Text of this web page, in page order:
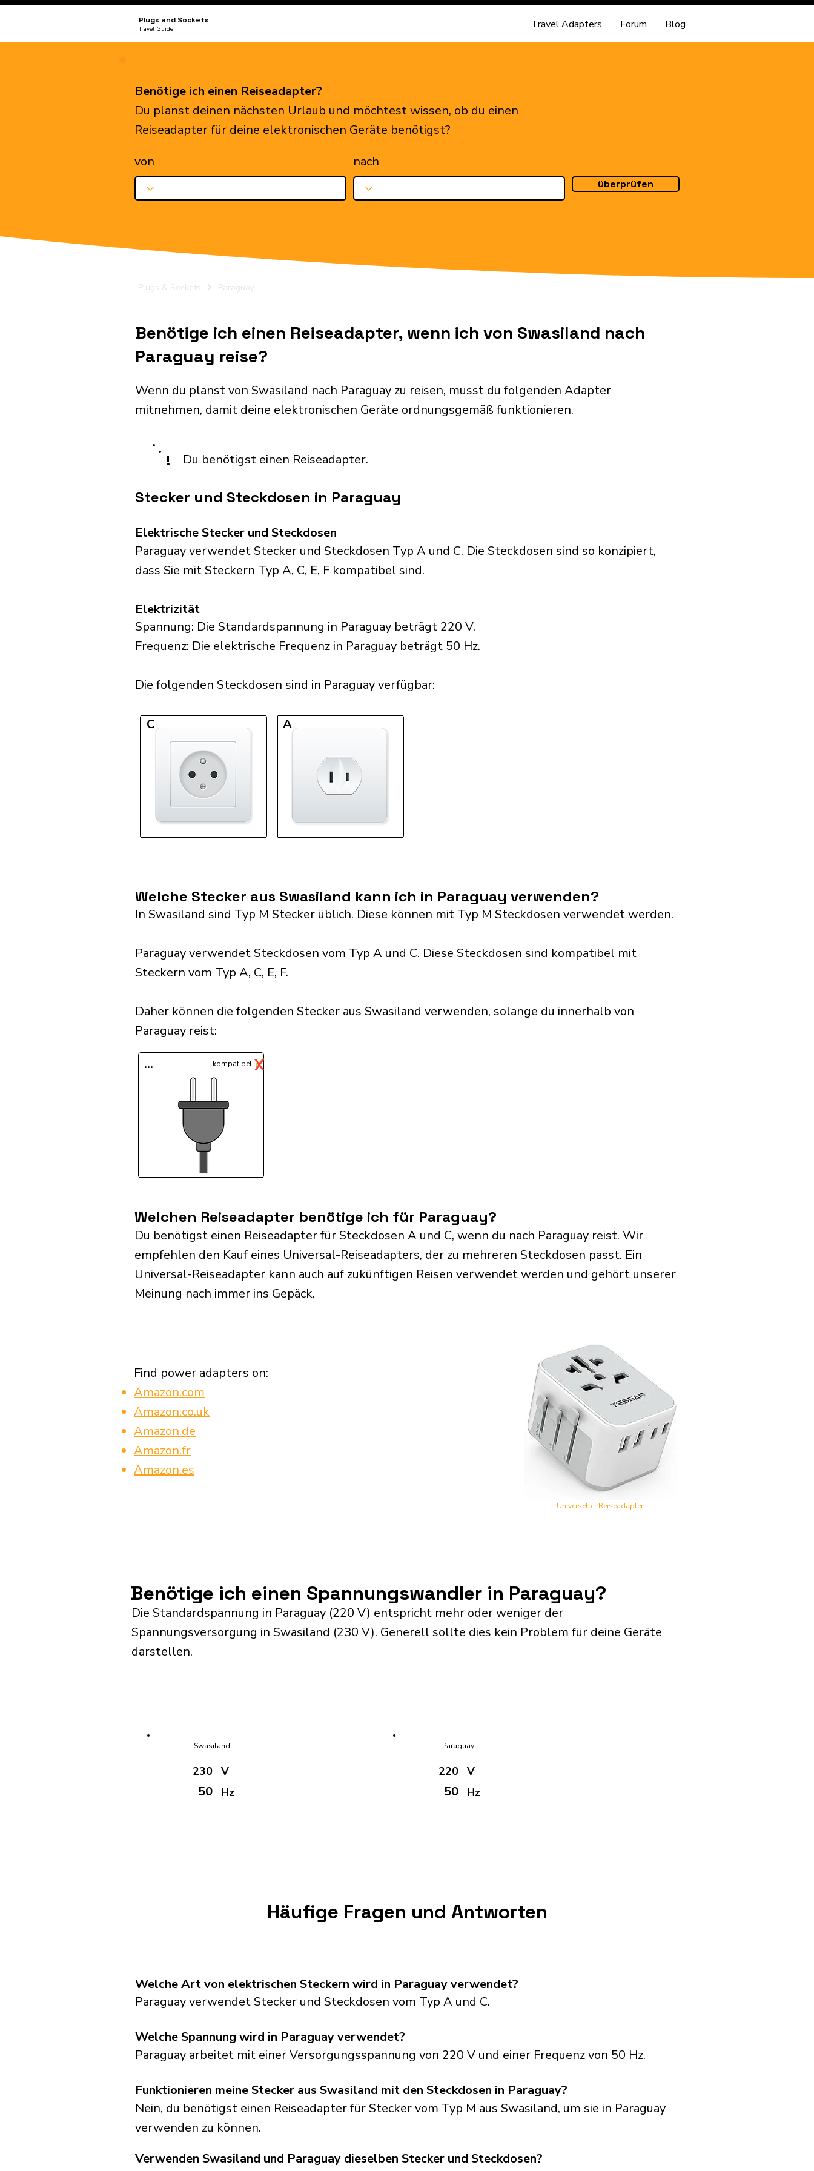
Plugs and Sockets
Travel Guide Travel Adapters Forum Blog
Benötige ich einen Reiseadapter?
Du planst deinen nächsten Urlaub und möchtest wissen, ob du einen
Reiseadapter für deine elektronischen Geräte benötigst?
von
nach
überprüfen
Plugs & Sockets Paraguay
Benötige ich einen Reiseadapter, wenn ich von Swasiland nach
Paraguay reise?
Wenn du planst von Swasiland nach Paraguay zu reisen, musst du folgenden Adapter
mitnehmen, damit deine elektronischen Geräte ordnungsgemäß funktionieren.
! Du benötigst einen Reiseadapter.
Stecker und Steckdosen in Paraguay
Elektrische Stecker und Steckdosen
Paraguay verwendet Stecker und Steckdosen Typ A und C. Die Steckdosen sind so konzipiert,
dass Sie mit Steckern Typ A, C, E, F kompatibel sind.
Elektrizität
Spannung: Die Standardspannung in Paraguay beträgt 220 V.
Frequenz: Die elektrische Frequenz in Paraguay beträgt 50 Hz.
Die folgenden Steckdosen sind in Paraguay verfügbar:​
C A
Welche Stecker aus Swasiland kann ich in Paraguay verwenden?
In Swasiland sind Typ M Stecker üblich. Diese können mit Typ M Steckdosen verwendet werden.
Paraguay verwendet Steckdosen vom Typ A und C. Diese Steckdosen sind kompatibel mit
Steckern vom Typ A, C, E, F.
Daher können die folgenden Stecker aus Swasiland verwenden, solange du innerhalb von
Paraguay reist:​
... ✓
kompatibel:X
Welchen Reiseadapter benötige ich für Paraguay?
Du benötigst einen Reiseadapter für Steckdosen A und C, wenn du nach Paraguay reist. Wir
empfehlen den Kauf eines Universal-Reiseadapters, der zu mehreren Steckdosen passt. Ein
Universal-Reiseadapter kann auch auf zukünftigen Reisen verwendet werden und gehört unserer
Meinung nach immer ins Gepäck.
Find power adapters on:
Amazon.com
Amazon.co.uk
Amazon.de
Amazon.fr
Amazon.es
Universeller Reiseadapter
Benötige ich einen Spannungswandler in Paraguay?
Die Standardspannung in Paraguay (220 V) entspricht mehr oder weniger der
Spannungsversorgung in Swasiland (230 V). Generell sollte dies kein Problem für deine Geräte
darstellen.
Swasiland
230
50
V
Hz
Paraguay
220
50
V
Hz
Häufige Fragen und Antworten
Welche Art von elektrischen Steckern wird in Paraguay verwendet?
Paraguay verwendet Stecker und Steckdosen vom Typ A und C.
Welche Spannung wird in Paraguay verwendet?
Paraguay arbeitet mit einer Versorgungsspannung von 220 V und einer Frequenz von 50 Hz.
Funktionieren meine Stecker aus Swasiland mit den Steckdosen in Paraguay?
Nein, du benötigst einen Reiseadapter für Stecker vom Typ M aus Swasiland, um sie in Paraguay
verwenden zu können.
Verwenden Swasiland und Paraguay dieselben Stecker und Steckdosen?